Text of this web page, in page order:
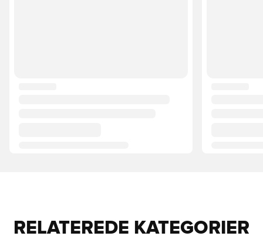
RELATEREDE KATEGORIER